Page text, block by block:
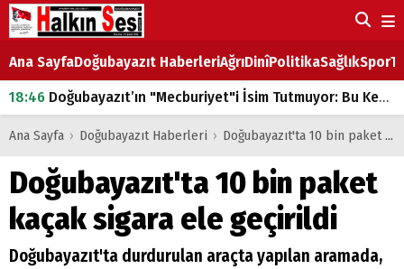
Ana SayfaDoğubayazıt HaberleriAğrıDinîPolitikaSağlıkSpor
18:46 Doğubayazıt’ın "Mecburiyet"i İsim Tutmuyor: Bu Kez de Mem u Zîn Oldu!
07:53Doğubayazıt’ta Ekmek Fiyatlarına Zam
Doğubayazıt'ta çocukların sırtındaki ağır yük
07:00 DEVLET ve HÜKÜMET
18:29ÇARŞI CADDESİ YAZ BOZ TAHTASI
Ana Sayfa › Doğubayazıt Haberleri › Doğubayazıt'ta 10 bin paket kaçak sigara ele geçirildi
Doğubayazıt'ta 10 bin paket
kaçak sigara ele geçirildi
Doğubayazıt'ta durdurulan araçta yapılan aramada,